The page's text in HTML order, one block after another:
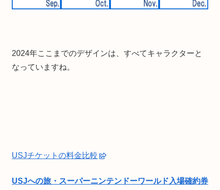
2024年ここまでのデザインは、すべてキャラクターと
なっていますね。
USJチケットの料金比較
USJへの旅・スーパーニンテンドーワールド入場確約券